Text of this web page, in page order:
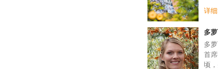
详
多
多
首
顷